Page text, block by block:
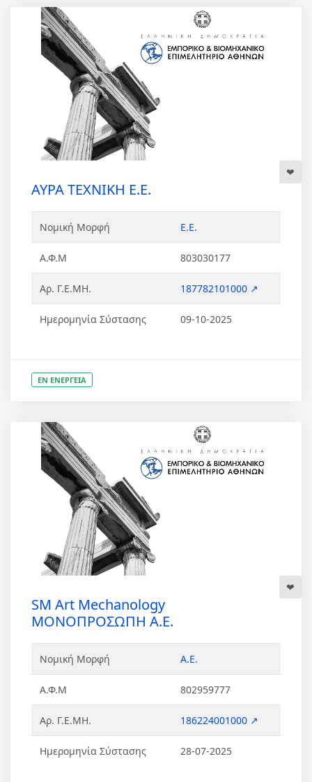
ΑΥΡΑ ΤΕΧΝΙΚΗ Ε.Ε.
Νομική Μορφή Ε.Ε.
Α.Φ.Μ 803030177
Αρ. Γ.Ε.ΜΗ. 187782101000 ↗
Ημερομηνία Σύστασης 09-10-2025
ΕΝ ΕΝΕΡΓΕΙΑ
SM Art Mechanology
ΜΟΝΟΠΡΟΣΩΠΗ Α.Ε.
Νομική Μορφή Α.Ε.
Α.Φ.Μ 802959777
Αρ. Γ.Ε.ΜΗ. 186224001000 ↗
Ημερομηνία Σύστασης 28-07-2025